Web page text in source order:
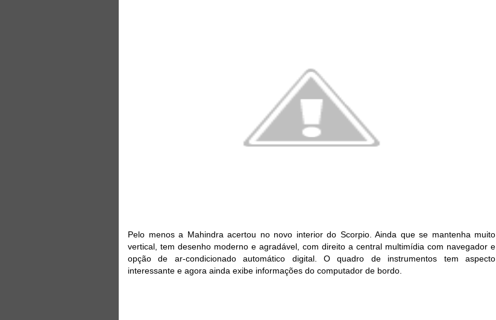
Pelo menos a Mahindra acertou no novo interior do Scorpio. Ainda que se mantenha muito
vertical, tem desenho moderno e agradável, com direito a central multimídia com navegador e
opção de ar-condicionado automático digital. O quadro de instrumentos tem aspecto
interessante e agora ainda exibe informações do computador de bordo.